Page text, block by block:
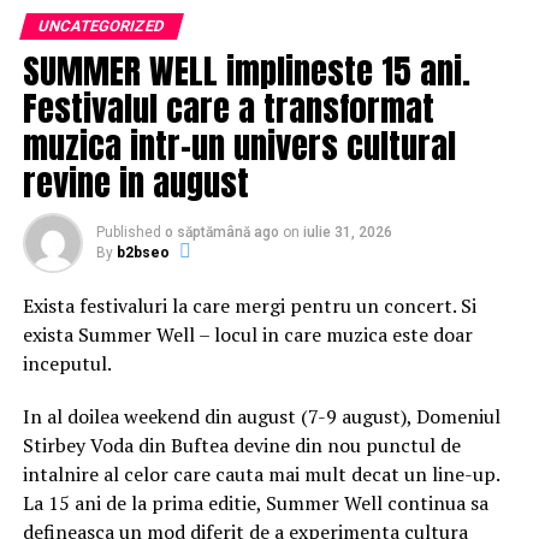
susţine că ar fi capabil să îl facă knockout pe fostul
solist al formaţiei Oasis în numai trei runde.
„Sunt în formă. Am boxat şi m-am antrenat. Deci, să
spunem că aş fi mai mult decât fericit să intru în ring cu
el. Şi, evident, aş câştiga. Nu, nu aş câştiga pe puncte.
Cred că l-aş pune la pământ în a treia rundă. Şi ar trebui
să obţinem o autorizaţie potrivită, deoarece nu vrem să
purtăm niciun fel de protecţie pentru cap”, a adăugat
Robbie Williams.
În vârstă de 45 de ani, Robbie Williams s-a bucurat de un
succes uriaş după ce a părăsit grupul Take That, lansând
„Millennium”. În 2010, Williams s-a reunit cu foştii lui
colegi din grupul Take That, alături de care a înregistrat
albumul de mare succes „Progress”, promovat printr-un
turneu extrem de profitabil în 2011. Cântăreţul britanic
va lansa primul său album de Crăciun, pe 22 noiembrie,
UNCATEGORIZED
SUMMER WELL implineste 15 ani.
Festivalul care a transformat
muzica intr-un univers cultural
revine in august
Published o săptămână ago on iulie 31, 2026
By b2bseo
Exista festivaluri la care mergi pentru un concert. Si
exista Summer Well – locul in care muzica este doar
inceputul.
In al doilea weekend din august (7-9 august), Domeniul
Stirbey Voda din Buftea devine din nou punctul de
intalnire al celor care cauta mai mult decat un line-up.
La 15 ani de la prima editie, Summer Well continua sa
defineasca un mod diferit de a experimenta cultura